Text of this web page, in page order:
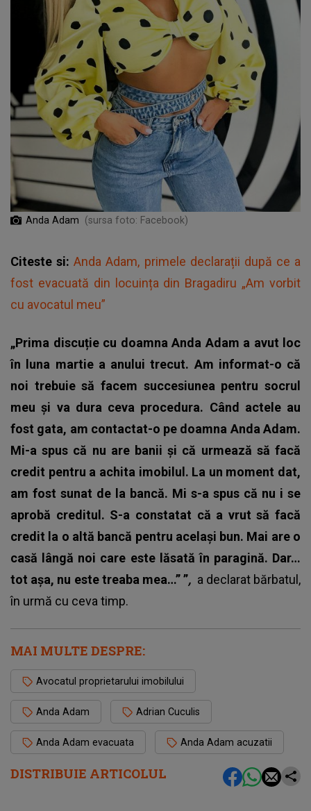
DISTRIBUIE ARTICOLUL
Anda Adam (sursa foto: Facebook)
Citeste si:Anda Adam, primele declarații după ce a
fost evacuată din locuința din Bragadiru „Am vorbit
cu avocatul meu”
„Prima discuție cu doamna Anda Adam a avut loc
în luna martie a anului trecut. Am informat-o că
noi trebuie să facem succesiunea pentru socrul
meu și va dura ceva procedura. Când actele au
fost gata, am contactat-o pe doamna Anda Adam.
Mi-a spus că nu are banii și că urmează să facă
credit pentru a achita imobilul. La un moment dat,
am fost sunat de la bancă. Mi s-a spus că nu i se
aprobă creditul. S-a constatat că a vrut să facă
credit la o altă bancă pentru același bun. Mai are o
casă lângă noi care este lăsată în paragină. Dar…
tot așa, nu este treaba mea…” ”, a declarat bărbatul,
în urmă cu ceva timp.
MAI MULTE DESPRE:
Avocatul proprietarului imobilului
Anda Adam Adrian Cuculis
Anda Adam evacuata Anda Adam acuzatii